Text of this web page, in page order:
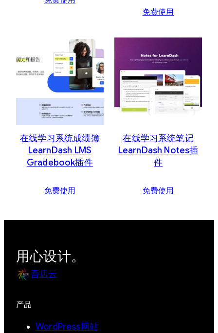
免费使用
在线学习系统成绩簿
LearnDash LMS
Gradebook插件
免费使用
在线学习系统笔记
LearnDash Notes插
件
免费使用
用心设计。
吾店云
产品
WordPress网站